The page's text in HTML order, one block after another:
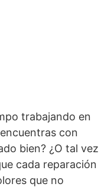
trabajando en
con
bien? ¿O tal vez
cada reparación
que no